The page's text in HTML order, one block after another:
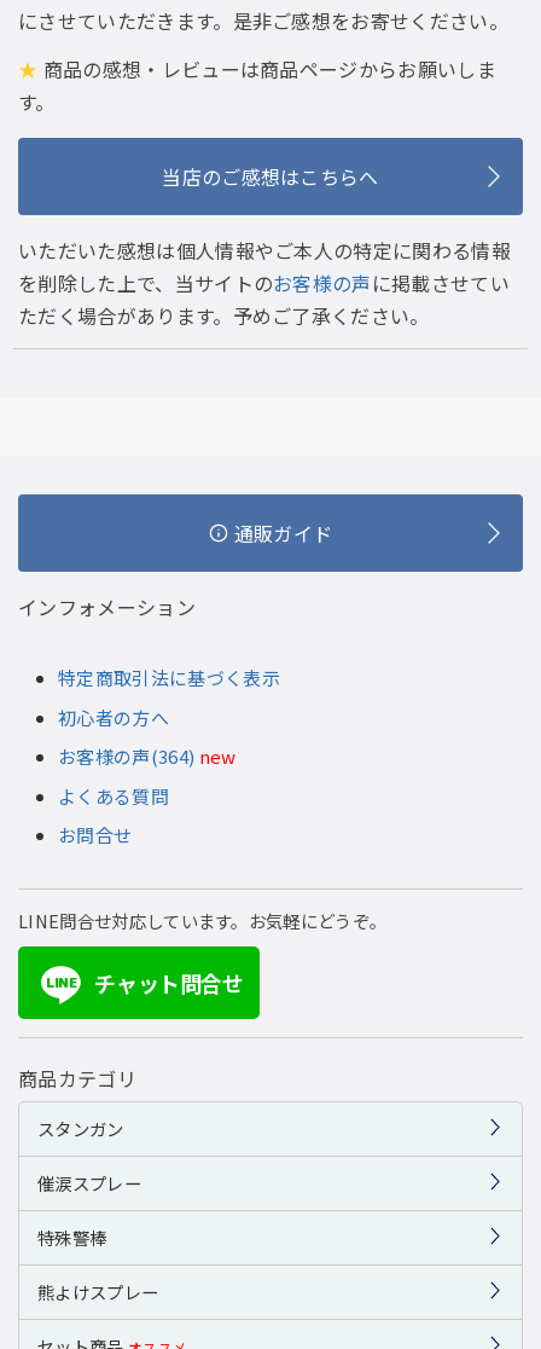
にさせていただきます。是非ご感想をお寄せください。
★ 商品の感想・レビューは商品ページからお願いしま
す。
当店のご感想はこちらへ
いただいた感想は個人情報やご本人の特定に関わる情報
を削除した上で、当サイトのお客様の声に掲載させてい
ただく場合があります。予めご了承ください。
通販ガイド
インフォメーション
特定商取引法に基づく表示
初心者の方へ
お客様の声(364) new
よくある質問
お問合せ
LINE問合せ対応しています。お気軽にどうぞ。
LINE チャット問合せ
商品カテゴリ
スタンガン
催涙スプレー
特殊警棒
熊よけスプレー